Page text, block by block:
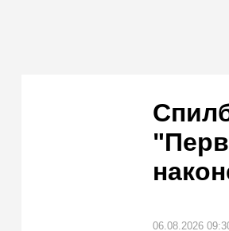
06.08.2026